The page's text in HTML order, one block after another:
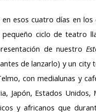
esos cuatro días en los
ciclo de teatro
de nuestro
de lanzarlo) y un
con medialunas y
Japón, Estados
y africanos que